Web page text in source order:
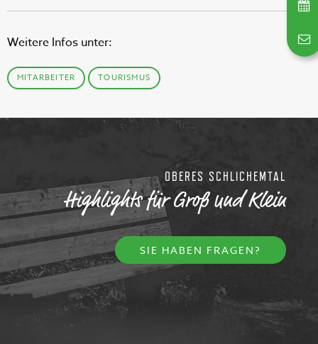
Weitere Infos unter:
MITARBEITER TOURISMUS
OBERES SCHLICHEMTAL
Highlights für Groß und Klein
SIE HABEN FRAGEN?